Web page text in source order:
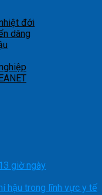
đới
dâng
giờ ngày
hậu trong lĩnh vực y tế